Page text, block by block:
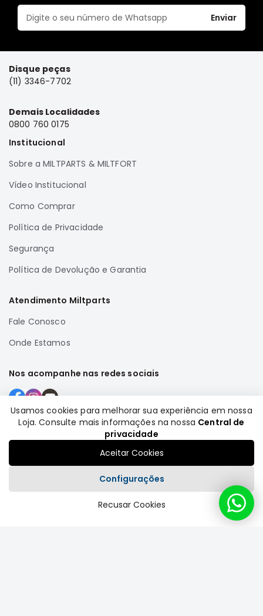
Enviar
Disque peças
(11) 3346-7702
Demais Localidades
0800 760 0175
Institucional
Sobre a MILTPARTS & MILTFORT
Vídeo Institucional
Como Comprar
Política de Privacidade
Segurança
Política de Devolução e Garantia
Atendimento Miltparts
Fale Conosco
Onde Estamos
Nos acompanhe nas redes sociais
Formas de pagamento
Plataforma
Usamos cookies para melhorar sua experiência em nossa
Loja. Consulte mais informações na nossa Central de
privacidade
Aceitar Cookies
Configurações
Recusar Cookies